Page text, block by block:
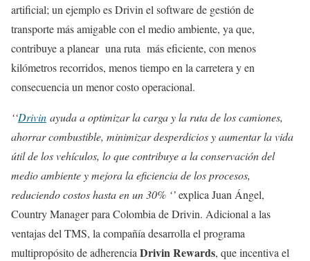
artificial; un ejemplo es Drivin el software de gestión de
transporte más amigable con el medio ambiente, ya que,
contribuye a planear una ruta más eficiente, con menos
kilómetros recorridos, menos tiempo en la carretera y en
consecuencia un menor costo operacional.
‘‘Drivin ayuda a optimizar la carga y la ruta de los camiones,
ahorrar combustible, minimizar desperdicios y aumentar la vida
útil de los vehículos, lo que contribuye a la conservación del
medio ambiente y mejora la eficiencia de los procesos,
reduciendo costos hasta en un 30% ‘’explica Juan Ángel,
Country Manager para Colombia de Drivin. Adicional a las
ventajas del TMS, la compañía desarrolla el programa
multipropósito de adherencia Drivin Rewards, que incentiva el